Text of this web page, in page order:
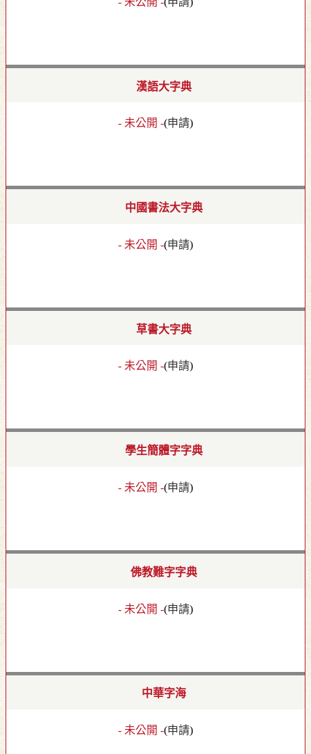
漢語大字典
- 未公開 -(申請)
中國書法大字典
- 未公開 -(申請)
草書大字典
- 未公開 -(申請)
學生簡體字字典
- 未公開 -(申請)
佛教難字字典
- 未公開 -(申請)
中華字海
- 未公開 -(申請)